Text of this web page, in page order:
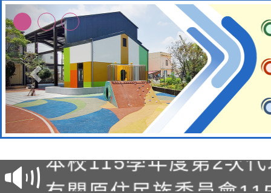
本校115學年度第1次
第3次招考甄選結果公
次招考甄選結果公告(
有關原住民族委員會